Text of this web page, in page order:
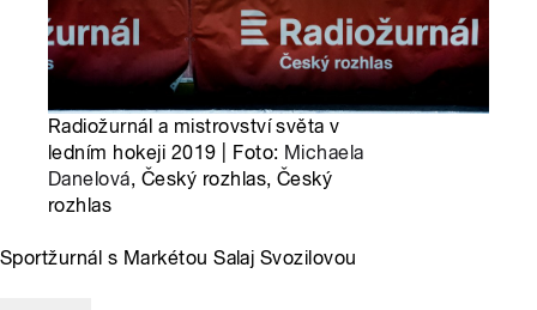
Radiožurnál a mistrovství světa v
ledním hokeji 2019 | Foto: Michaela
Danelová, Český rozhlas, Český
rozhlas
Sportžurnál s Markétou Salaj Svozilovou